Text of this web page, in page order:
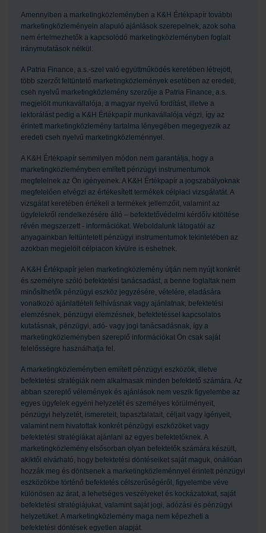
Amennyiben a marketingközleményben a K&H Értékpapír további
marketingközleményein alapuló ajánlások szerepelnek, azok soha
nem értelmezhetők a kapcsolódó marketingközleményben foglalt
iránymutatások nélkül.
A Patria Finance, a.s.-szel való együttműködés keretében létrejött,
több szerzőt feltüntető marketingközlemények esetében az eredeti,
cseh nyelvű marketingközlemény szerzője a Patria Finance, a.s.
megjelölt munkavállalója, a magyar nyelvű fordítást, illetve a
lektorálást pedig a K&H Értékpapír munkavállalója végzi, így az
érintett marketingközlemény tartalma lényegében megegyezik az
eredeti cseh nyelvű marketingközleménnyel.
A K&H Értékpapír semmilyen módon nem garantálja, hogy a
marketingközleményben említett pénzügyi instrumentumok
megfelelnek az Ön igényeinek. A K&H Értékpapír a jogszabályoknak
megfelelően elvégzi az értékesített termékek célpiaci vizsgálatát. A
vizsgálat keretében értékeli a termékek jellemzőit, valamint az
ügyfelekről rendelkezésére álló – befektetővédelmi kérdőív kitöltése
révén megszerzett - információkat. Weboldalunk látogatói az
anyagainkban feltüntetett pénzügyi instrumentumok tekintetében az
azokban megjelölt célpiacon kívülre is eshetnek.
A K&H Értékpapír jelen marketingközlemény útján nem nyújt konkrét
és személyre szóló befektetési tanácsadást, a benne foglaltak nem
minősíthetők pénzügyi eszköz jegyzésére, vételére, eladására
vonatkozó ajánlattételi felhívásnak vagy ajánlatnak, befektetési
elemzésnek, pénzügyi elemzésnek, befektetéssel kapcsolatos
kutatásnak, pénzügyi, adó- vagy jogi tanácsadásnak, így a
marketingközleményben szereplő információkat Ön csak saját
felelősségre használhatja fel.
A marketingközleményben említett pénzügyi eszközök, illetve
befektetési stratégiák nem alkalmasak minden befektető számára. Az
abban szereplő vélemények és ajánlások nem veszik figyelembe az
egyes ügyfelek egyéni helyzetét és személyes körülményeit,
pénzügyi helyzetét, ismereteit, tapasztalatait, céljait vagy igényeit,
valamint nem hivatottak konkrét pénzügyi eszközöket vagy
befektetési stratégiákat ajánlani az egyes befektetőknek. A
marketingközlemény elsősorban olyan befektetők számára készült,
akiktől elvárható, hogy befektetési döntéseiket saját maguk, önállóan
hozzák meg és döntsenek a marketingközleménnyel érintett pénzügyi
eszközökbe történő befektetés célszerűségéről, figyelembe véve
különösen az árat, a lehetséges veszélyeket és kockázatokat, saját
befektetési stratégiájukat, valamint saját jogi, adózási és pénzügyi
helyzetüket. A marketingközlemény maga nem képezheti a
befektetési döntések egyetlen alapját.